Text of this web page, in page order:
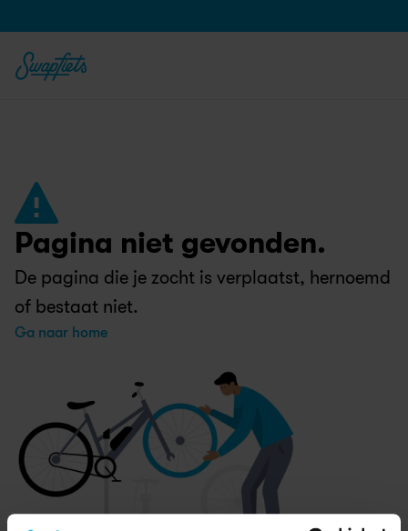
Pagina niet gevonden.
De pagina die je zocht is verplaatst, hernoemd
of bestaat niet.
Ga naar home